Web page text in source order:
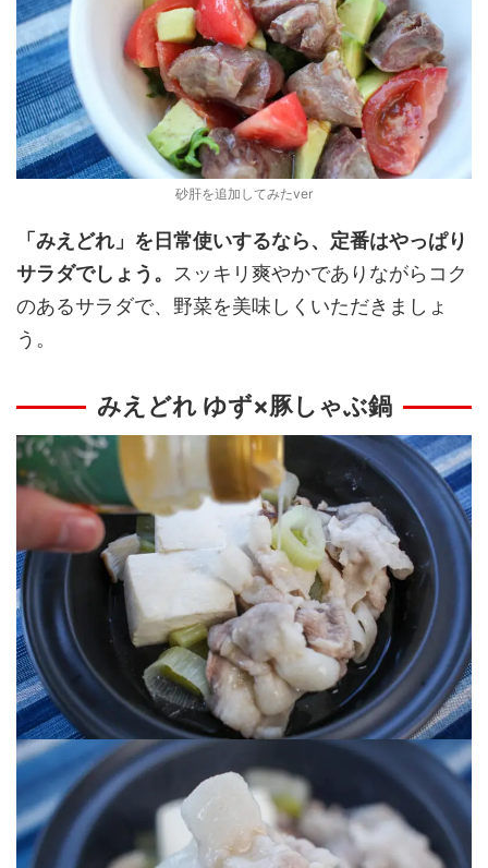
砂肝を追加してみたver
「みえどれ」を日常使いするなら、定番はやっぱり
サラダでしょう。
スッキリ爽やかでありながらコク
のあるサラダで、野菜を美味しくいただきましょ
う。
みえどれ ゆず×豚しゃぶ鍋